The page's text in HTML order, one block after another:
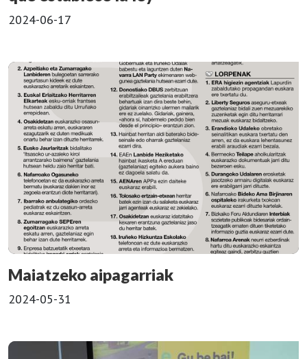
2024-06-17
Maiatzeko aipagarriak
2024-05-31